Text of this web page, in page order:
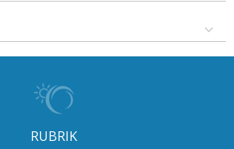
RUBRIK